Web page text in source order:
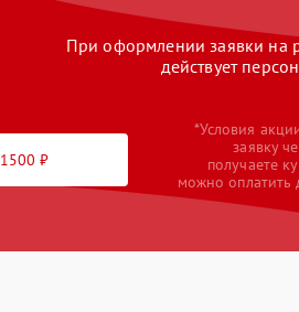
При оформлении заявки на
действует
₽
*Условия
заявку
получаете
можно оплатить